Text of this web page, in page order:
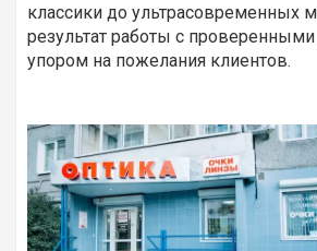
классики до ультрасовременных
результат работы с
упором на пожелания клиентов.